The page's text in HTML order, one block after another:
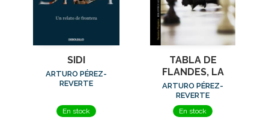
SIDI
ARTURO PÉREZ-
REVERTE
En stock
TABLA DE
FLANDES, LA
ARTURO PÉREZ-
REVERTE
En stock